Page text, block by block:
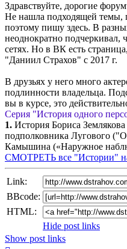
Здравствуйте, дорогие
Не нашла подходящей темы,
поэтому пишу здесь. В
неоднократно подчеркивал,
сетях. Но в ВК есть
"Даниил Страхов" с 2017 г.
В друзьях у него много
подлинности владельца.
вы в курсе, это
Серия "История одного
1. История Бориса
подполковника Лугового
Камышина («Наружное
СМОТРЕТЬ все "Истории"
Link:
BBcode:
HTML:
Hide post links
Show post links